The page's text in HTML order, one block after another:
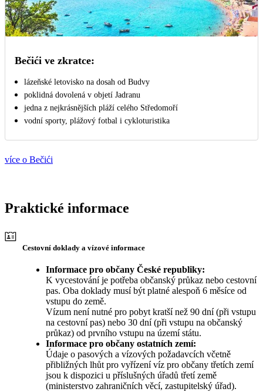
Bečići ve zkratce:
lázeňské letovisko na dosah od Budvy
poklidná dovolená v objetí Jadranu
jedna z nejkrásnějších pláží celého Středomoří
vodní sporty, plážový fotbal i cykloturistika
více o Bečići
Praktické informace
Cestovní doklady a vízové informace
Informace pro občany České republiky:
K vycestování je potřeba občanský průkaz nebo cestovní
pas. Oba doklady musí být platné alespoň 6 měsíce od
vstupu do země.
Vízum není nutné pro pobyt kratší než 90 dní (při vstupu
na cestovní pas) nebo 30 dní (při vstupu na občanský
průkaz) od prvního vstupu na území státu.
Informace pro občany ostatních zemí:
Údaje o pasových a vízových požadavcích včetně
přibližných lhůt pro vyřízení víz pro občany třetích zemí
jsou k dispozici u příslušných úřadů třetí země
(ministerstvo zahraničních věcí, zastupitelský úřad).